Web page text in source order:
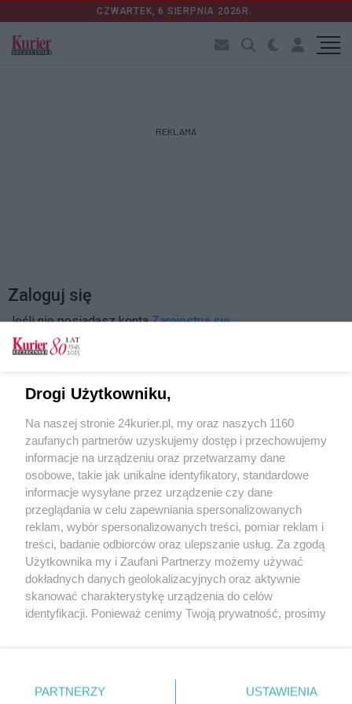
CZWARTEK, 6 SIERPNIA 2026R.
REKLAMA
Zaloguj się
Jeśli nie posiadasz kontaZarejestruj się
Zapamiętać?
Zaloguj
Zapomniałem hasła
Copyright © 2022 Kurier Szczeciński sp. z o.o.
Drogi Użytkowniku,
Na naszej stronie 24kurier.pl, my oraz naszych 1160
zaufanych partnerów uzyskujemy dostęp i przechowujemy
informacje na urządzeniu oraz przetwarzamy dane
osobowe, takie jak unikalne identyfikatory, standardowe
informacje wysyłane przez urządzenie czy dane
przeglądania w celu zapewniania spersonalizowanych
reklam, wybór spersonalizowanych treści, pomiar reklam i
treści, badanie odbiorców oraz ulepszanie usług. Za zgodą
Użytkownika my i Zaufani Partnerzy możemy używać
dokładnych danych geolokalizacyjnych oraz aktywnie
skanować charakterystykę urządzenia do celów
identyfikacji. Ponieważ cenimy Twoją prywatność, prosimy
prywatności znajdujący się w lewym dolnym rogu strony
. Niektóre rodzaje przetwarzania danych nie wymagają
PARTNERZY USTAWIENIA